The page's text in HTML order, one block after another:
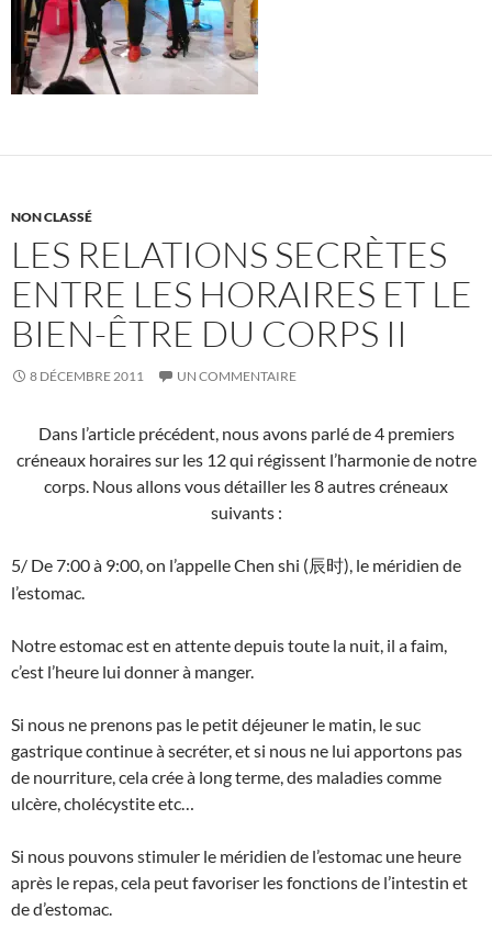
NON CLASSÉ
LES RELATIONS SECRÈTES
ENTRE LES HORAIRES ET LE
BIEN-ÊTRE DU CORPS II
8 DÉCEMBRE 2011 UN COMMENTAIRE
Dans l’article précédent, nous avons parlé de 4 premiers
créneaux horaires sur les 12 qui régissent l’harmonie de notre
corps. Nous allons vous détailler les 8 autres créneaux
suivants :
5/ De 7:00 à 9:00, on l’appelle Chen shi (辰时), le méridien de
l’estomac.
Notre estomac est en attente depuis toute la nuit, il a faim,
c’est l’heure lui donner à manger.
Si nous ne prenons pas le petit déjeuner le matin, le suc
gastrique continue à secréter, et si nous ne lui apportons pas
de nourriture, cela crée à long terme, des maladies comme
ulcère, cholécystite etc…
Si nous pouvons stimuler le méridien de l’estomac une heure
après le repas, cela peut favoriser les fonctions de l’intestin et
de d’estomac.